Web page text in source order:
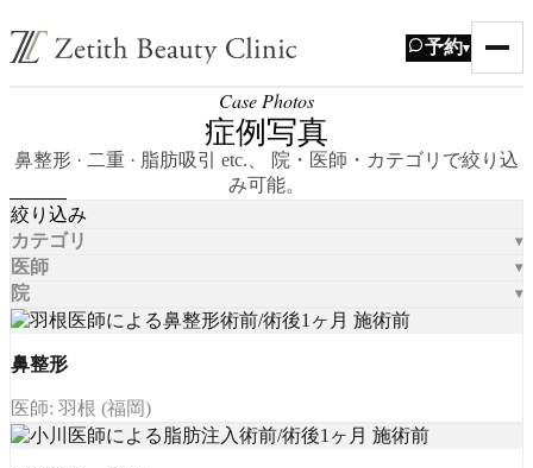
予約▾
Case Photos
症例写真
鼻整形 · 二重 · 脂肪吸引 etc.、 院・医師・カテゴリで絞り込
み可能。
絞り込み
カテゴリ
医師
院
鼻整形
医師: 羽根 (福岡)